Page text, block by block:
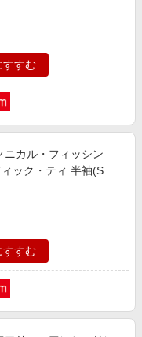
すすむ
ニカル・フィッシン
ック・ティ 半袖(Sサ
すすむ